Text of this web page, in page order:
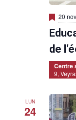
M
i
s
e
n
a
v
a
n
20
de
Centre
9,
LUN
24